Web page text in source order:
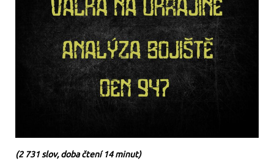
(2 731 slov, doba čtení 14 minut)